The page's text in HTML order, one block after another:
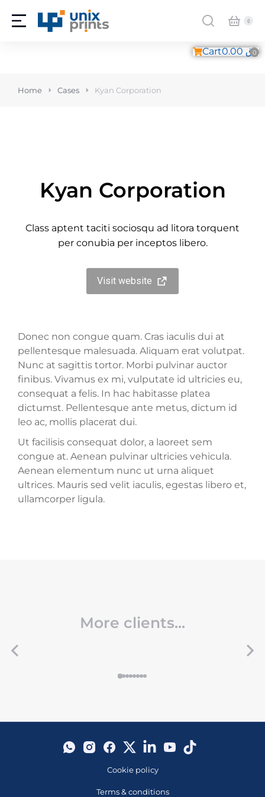
Cart ر.ق0.00
Home Cases Kyan Corporation
Kyan Corporation
Class aptent taciti sociosqu ad litora torquent
per conubia per inceptos libero.
Visit website
Donec non congue quam. Cras iaculis dui at
pellentesque malesuada. Aliquam erat volutpat.
Nunc at sagittis tortor. Morbi pulvinar auctor
finibus. Vivamus ex mi, vulputate id ultricies eu,
consequat a felis. In hac habitasse platea
dictumst. Pellentesque ante metus, dictum id
leo ac, mollis placerat dui.
Ut facilisis consequat dolor, a laoreet sem
congue at. Aenean pulvinar ultricies vehicula.
Aenean elementum nunc ut urna aliquet
ultrices. Mauris sed velit iaculis, egestas libero et,
ullamcorper ligula.
More clients...
Cookie policy
Terms & conditions